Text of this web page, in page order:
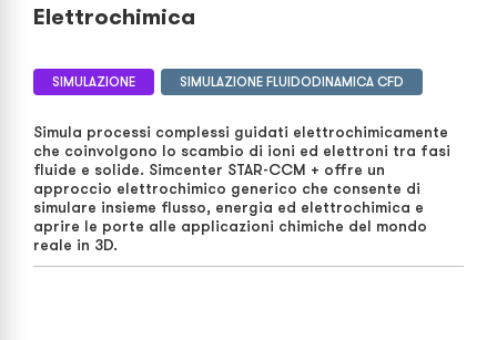
Elettrochimica
SIMULAZIONE SIMULAZIONE FLUIDODINAMICA CFD
Simula processi complessi guidati elettrochimicamente
che coinvolgono lo scambio di ioni ed elettroni tra fasi
fluide e solide. Simcenter STAR-CCM + offre un
approccio elettrochimico generico che consente di
simulare insieme flusso, energia ed elettrochimica e
aprire le porte alle applicazioni chimiche del mondo
reale in 3D.